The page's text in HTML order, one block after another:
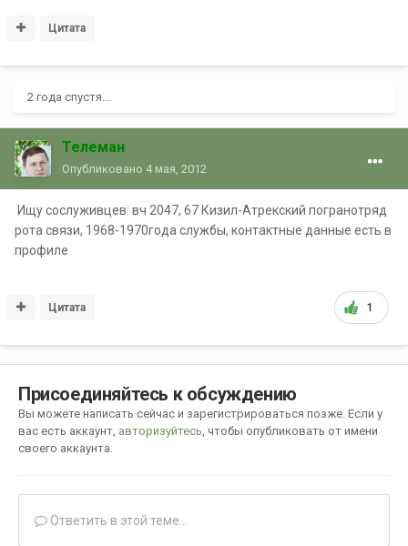
Цитата
2 года спустя...
Телеман
Опубликовано 4 мая, 2012
Ищу сослуживцев: вч 2047, 67 Кизил-Атрекский погранотряд
рота связи, 1968-1970года службы, контактные данные есть в
профиле
1
Цитата
Присоединяйтесь к обсуждению
Вы можете написать сейчас и зарегистрироваться позже. Если у
вас есть аккаунт, авторизуйтесь, чтобы опубликовать от имени
своего аккаунта.
Ответить в этой теме...